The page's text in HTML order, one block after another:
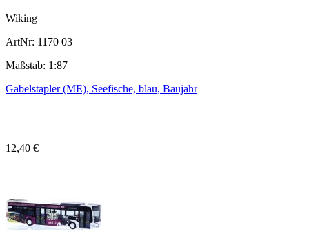
Wiking
ArtNr: 1170 03
Maßstab: 1:87
Gabelstapler (ME), Seefische, blau, Baujahr
12,40 €